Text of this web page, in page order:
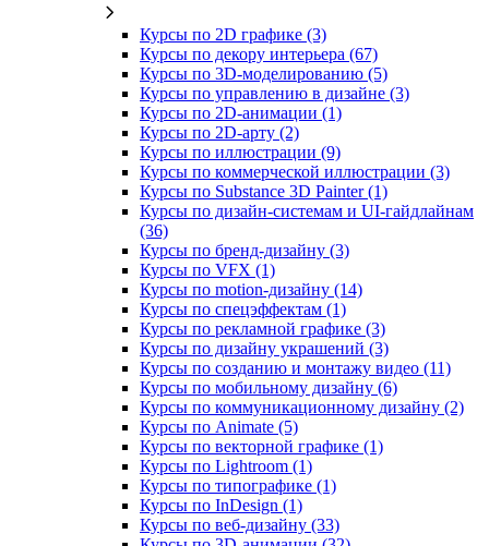
Курсы по 2D графике (3)
Курсы по декору интерьера (67)
Курсы по 3D‑моделированию (5)
Курсы по управлению в дизайне (3)
Курсы по 2D‑анимации (1)
Курсы по 2D‑арту (2)
Курсы по иллюстрации (9)
Курсы по коммерческой иллюстрации (3)
Курсы по Substance 3D Painter (1)
Курсы по дизайн-системам и UI-гайдлайнам
(36)
Курсы по бренд‑дизайну (3)
Курсы по VFX (1)
Курсы по motion-дизайну (14)
Курсы по спецэффектам (1)
Курсы по рекламной графике (3)
Курсы по дизайну украшений (3)
Курсы по созданию и монтажу видео (11)
Курсы по мобильному дизайну (6)
Курсы по коммуникационному дизайну (2)
Курсы по Animate (5)
Курсы по векторной графике (1)
Курсы по Lightroom (1)
Курсы по типографике (1)
Курсы по InDesign (1)
Курсы по веб‑дизайну (33)